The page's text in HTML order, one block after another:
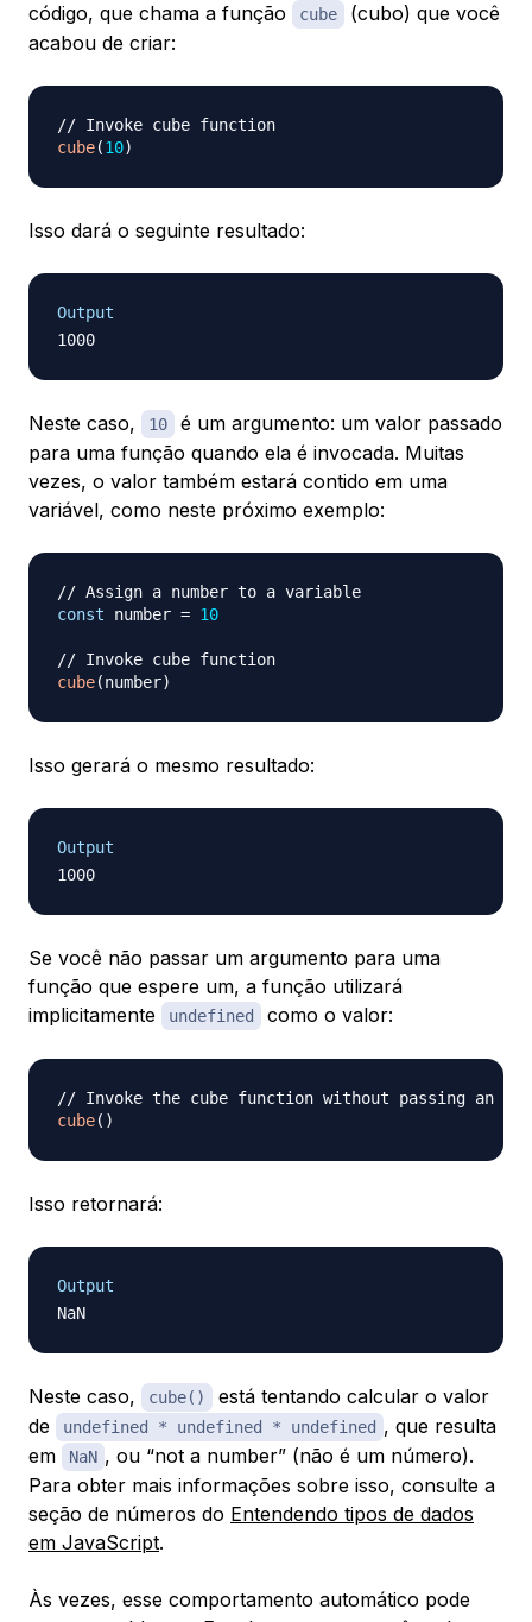
código, que chama a função
cube
(cubo) que você
acabou de criar:
// Invoke cube function
cube(10)
Isso dará o seguinte resultado:
Output
Neste caso, 10 é um argumento: um valor passado
para uma função quando ela é invocada. Muitas
vezes, o valor também estará contido em uma
variável, como neste próximo exemplo:
// Assign a number to a variable
const number = 10
// Invoke cube function
cube(number)
Isso gerará o mesmo resultado:
Output
Se você não passar um argumento para uma
função que espere um, a função utilizará
implicitamente
undefined como o valor:
// Invoke the cube function without passing an
cube( )
Isso retornará:
Output
Neste caso, cube()
está tentando calcular o valor
de
undefined * undefined * undefined , que resulta
em
NaN , ou “not a number” (não é um número).
Para obter mais informações sobre isso, consulte a
seção de números do Entendendo tipos de dados
em JavaScript.
Às vezes, esse comportamento automático pode